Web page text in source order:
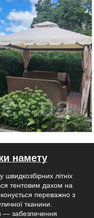
намету
літніх
тентовим дахом на
переважно з
тканини.
— забезпечення